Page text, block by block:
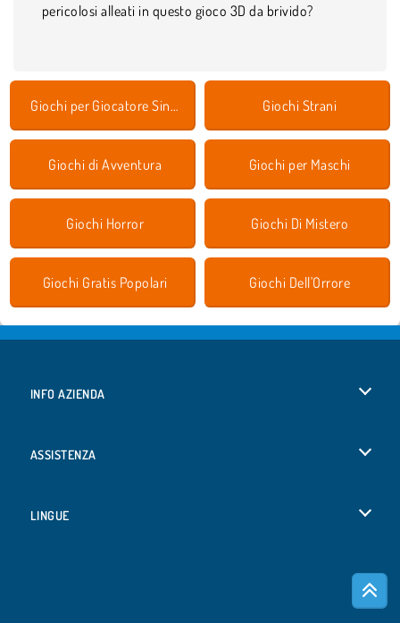
pericolosi alleati in questo gioco 3D da brivido?
Giochi per Giocatore Singolo Giochi Strani
Giochi di Avventura Giochi per Maschi
Giochi Horror Giochi Di Mistero
Giochi Gratis Popolari Giochi Dell'Orrore
INFO AZIENDA
ASSISTENZA
LINGUE